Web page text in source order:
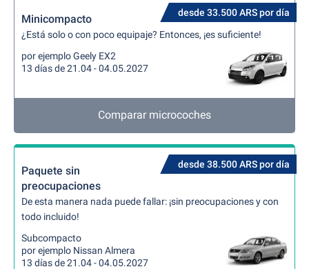
desde 33.500 ARS por día
Minicompacto
¿Está solo o con poco equipaje? Entonces, ¡es suficiente!
por ejemplo Geely EX2
13 días de 21.04 - 04.05.2027
Comparar microcoches
desde 38.500 ARS por día
Paquete sin
preocupaciones
De esta manera nada puede fallar: ¡sin preocupaciones y con
todo incluido!
Subcompacto
por ejemplo Nissan Almera
13 días de 21.04 - 04.05.2027